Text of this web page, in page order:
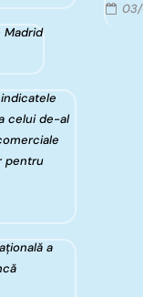
Madrid
celui de-al
pentru
a